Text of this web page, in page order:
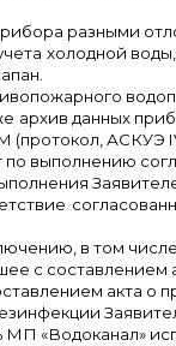
разными
холодной
архив данных
(протокол, АСКУЭ
выполнению
в том
с составлением
акта о
МП «Водоканал»